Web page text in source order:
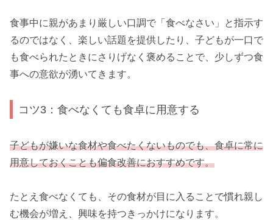
食事中に親があまり厳しい口調で「食べなさい」と指示す
るのではなく、楽しい話題を提供したり、子どもが一口で
も食べられたときにさりげなく褒めることで、少しずつ食
事への意欲が湧いてきます。
コツ3：食べなくても食卓に用意する
子どもが嫌いな食材や食べたくないものでも、食卓に常に
用意しておくことも偏食改善におすすめです。
たとえ食べなくても、その食材が目に入ることで慣れ親し
む機会が増え、興味を持つきっかけになります。